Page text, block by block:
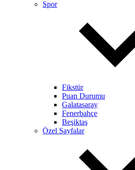
Spor
Fikstür
Puan Durumu
Galatasaray
Fenerbahçe
Beşiktaş
Özel Sayfalar